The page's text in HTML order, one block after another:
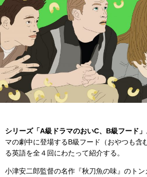
シリーズ「A級ドラマのおいC、B級フード」
マの劇中に登場するB級フード（おやつも含
る英語を全４回にわたって紹介する。
小津安二郎監督の名作『秋刀魚の味』のト